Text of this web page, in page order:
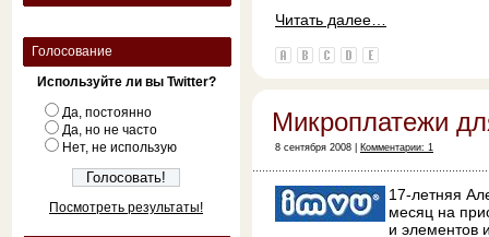
Голосование
Используйте ли вы Twitter?
Да, постоянно
Да, но не часто
Нет, не использую
Посмотреть результаты!
Читать далее…
Микроплатежи
8 сентября 2008 | Комментарии: 1
17-летняя
месяц на
и элементов